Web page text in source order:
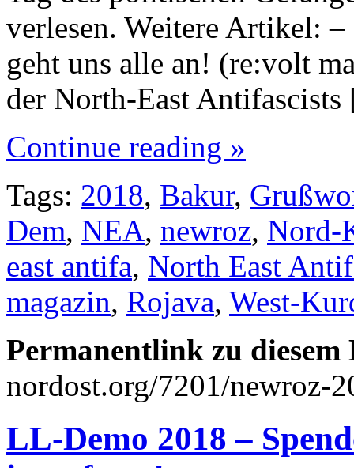
verlesen. Weitere Artikel:
geht uns alle an! (re:volt
der North-East
Continue reading »
Tags: 2018, Bakur,
Dem, NEA, newroz, Nord-
east antifa, North East
magazin, Rojava, West-
Permanentlink zu
nordost.org/7201/newroz-
LL-Demo 2018 –